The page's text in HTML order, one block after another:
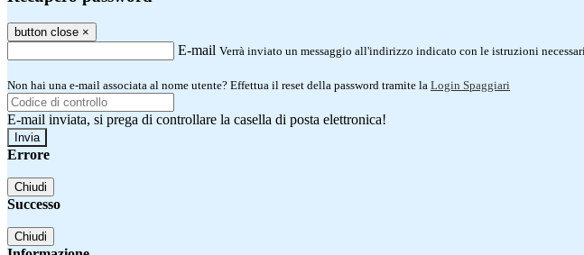
button close ×
E-mail Verrà inviato un messaggio all'indirizzo indicato con le istruzioni
Non hai una e-mail associata al nome utente? Effettua il reset della password tramite la Login Spaggiari
E-mail inviata, si prega di controllare la casella di posta elettronica!
Errore
Chiudi
Successo
Chiudi